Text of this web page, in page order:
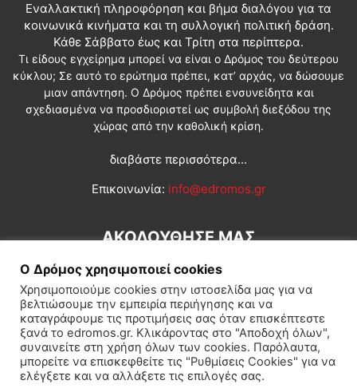
Εναλλακτική πληροφόρηση και βήμα διαλόγου για τα
κοινωνικά κινήματα και τη συλλογική πολιτική δράση.
Κάθε Σάββατο έως και Τρίτη στα περίπτερα.
Τι είδους εγχείρημα μπορεί να είναι ο Δρόμος του δεύτερου
κύκλου; Σε αυτό το ερώτημα πρέπει, κατ’ αρχάς, να δώσουμε
μιαν απάντηση. Ο Δρόμος πρέπει ενσυνείδητα και
σχεδιασμένα να προσδιοριστεί ως συμβολή διεξόδου της
χώρας από την καθολική κρίση.
διαβάστε περισσότερα...
Επικοινωνία: info@edromos.gr
ΑΚΟΛΟΥΘΗΣΕ ΜΑΣ
Εγγραφή συνδρομητή Πολιτική Διεθνή Κοινωνία
Πολιτισμός Αφιερώματα
Ο Δρόμος χρησιμοποιεί cookies
Χρησιμοποιούμε cookies στην ιστοσελίδα μας για να
βελτιώσουμε την εμπειρία περιήγησης και να
καταγράφουμε τις προτιμήσεις σας όταν επισκέπτεστε
ξανά το edromos.gr. Κλικάροντας στο "Αποδοχή όλων",
συναινείτε στη χρήση όλων των cookies. Παρόλαυτα,
μπορείτε να επισκεφθείτε τις "Ρυθμίσεις Cookies" για να
ελέγξετε και να αλλάξετε τις επιλογές σας.